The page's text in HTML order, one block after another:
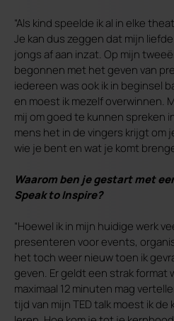
“Als kind speelde ik al in elke
Je kan dus zeggen dat mijn
jongs af aan inzat. Op mijn
begonnen met het geven van
iedereen was ook ik in beginsel
en moest ik mezelf overwinnen.
mij om goed te kunnen spreken
mens het in de vingers krijgt om
wie je bent en wat je komt
Waarom ben je gestart met
Speak to Inspire?
“Hoewel ik in mijn huidige werk
presenteren voor events,
het toch weer nieuw toen ik
geven. Er geldt een strak format
maximaal 12 minuten mag
tijd van mijn TED talk moest ik